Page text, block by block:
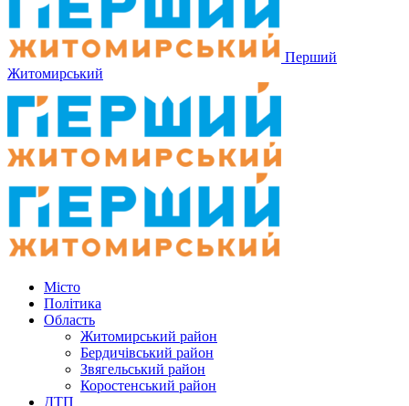
Перший
Житомирський
Місто
Політика
Область
Житомирський район
Бердичівський район
Звягельський район
Коростенський район
ДТП